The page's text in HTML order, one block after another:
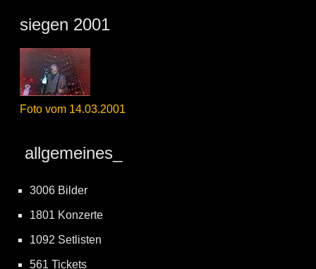
siegen 2001
Foto vom 14.03.2001
allgemeines_
3006 Bilder
1801 Konzerte
1092 Setlisten
561 Tickets